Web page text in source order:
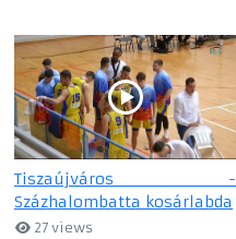
Tiszaújváros -
Százhalombatta kosárlabda
27 views